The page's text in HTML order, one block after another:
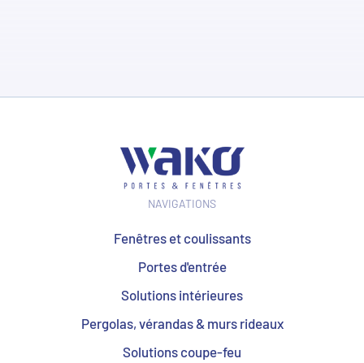
NAVIGATIONS
Fenêtres et coulissants
Portes d'entrée
Solutions intérieures
Pergolas, vérandas & murs rideaux
Solutions coupe-feu